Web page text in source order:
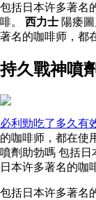
包括日本许多著名
啡。 西力士 陽痿
著名的咖啡师，都
持久戰神噴
必利勁吃了多久有
的咖啡师，都在使
噴劑助勃嗎 包括日
日本许多著名的咖
包括日本许多著名